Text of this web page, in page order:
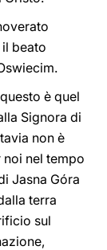
beato
è quel
Signora di
non è
nel tempo
Jasna Góra
terra
sul